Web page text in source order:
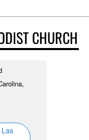
CHURCH